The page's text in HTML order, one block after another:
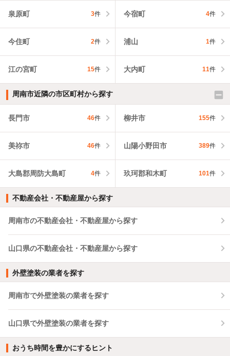
泉原町 3件 今宿町 4件
今住町 2件 浦山 1件
江の宮町 15件 大内町 11件
周南市近隣の市区町村から探す
長門市 46件 柳井市 155件
美祢市 46件 山陽小野田市 389件
大島郡周防大島町 4件 玖珂郡和木町 101件
不動産会社・不動産屋から探す
周南市の不動産会社・不動産屋から探す
山口県の不動産会社・不動産屋から探す
外壁塗装の業者を探す
周南市で外壁塗装の業者を探す
山口県で外壁塗装の業者を探す
おうち時間を豊かにするヒント